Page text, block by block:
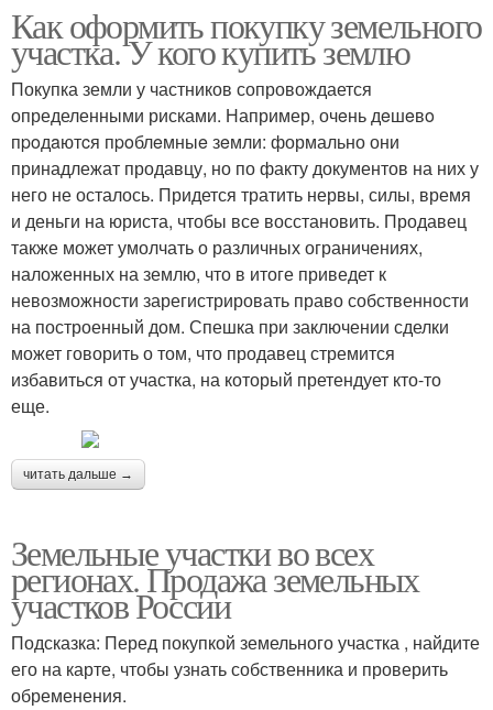
Как оформить покупку земельного
участка. У кого купить землю
Покупка земли у частников сопровождается
определенными рисками. Например, очeнь дeшeвo
пpoдaютcя пpoблeмныe зeмли: формально они
принадлежат продавцу, но по факту документов на них у
него не осталось. Придется тратить нервы, силы, время
и деньги на юриста, чтобы все восстановить. Продавец
также может умолчать о различных ограничениях,
наложенных на землю, что в итоге приведет к
невозможности зарегистрировать право собственности
на построенный дом. Спешка при заключении сделки
может говорить о том, что продавец стремится
избавиться от участка, на который претендует кто-то
еще.
читать дальше →
Земельные участки во всех
регионах. Продажа земельных
участков России
Подсказка: Перед покупкой земельного участка , найдите
его на карте, чтобы узнать собственника и проверить
обременения.